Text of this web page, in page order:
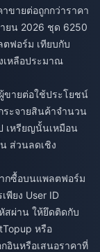
าขายต่อถูกกว่าราคา
ยน 2026 ชุด 6250
ฟอร์ม เทียบกับ
เหลือประมาณ
ผู้ขายต่อใช้ประโยชน์
ระจายสินค้าจำนวน
เหรียญนั้นเหมือน
ส่วนลดเชิง
กซื้อบนแพลตฟอร์ม
พียง User ID
สผ่าน ให้ยึดติดกับ
หรือ
อินหรือเสนอราคาที่